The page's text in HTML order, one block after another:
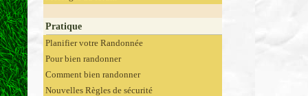
Pratique
Planifier votre Randonnée
Pour bien randonner
Comment bien randonner
Nouvelles Règles de sécurité